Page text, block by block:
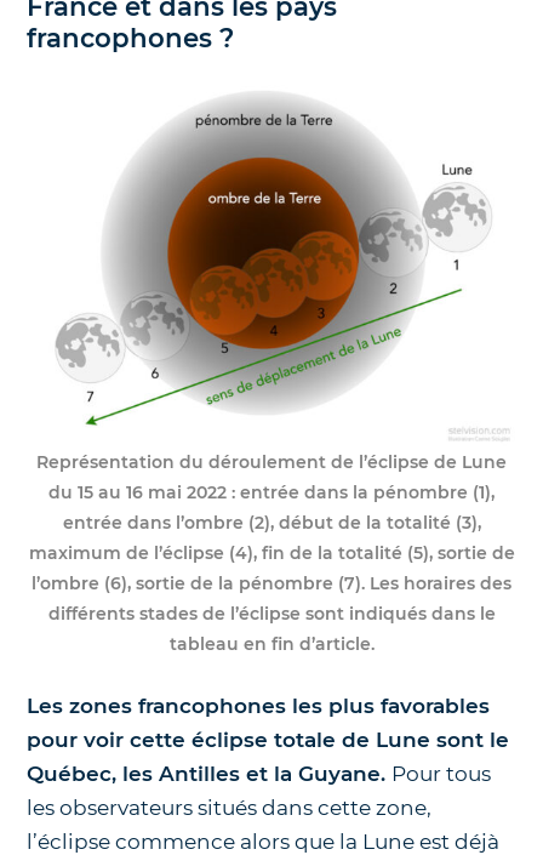
francophones ?
Représentation du déroulement de l’éclipse de Lune
du 15 au 16 mai 2022 : entrée dans la pénombre (1),
entrée dans l’ombre (2), début de la totalité (3),
maximum de l’éclipse (4), fin de la totalité (5), sortie de
l’ombre (6), sortie de la pénombre (7). Les horaires des
différents stades de l’éclipse sont indiqués dans le
tableau en fin d’article.
Les zones francophones les plus favorables
pour voir cette éclipse totale de Lune sont le
Québec, les Antilles et la Guyane. Pour tous
les observateurs situés dans cette zone,
l’éclipse commence alors que la Lune est déjà